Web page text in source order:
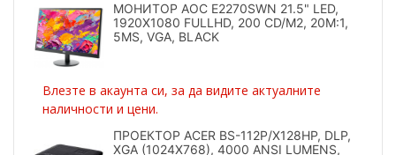
МОНИТОР AOC E2270SWN 21.5" LED,
1920X1080 FULLHD, 200 CD/M2, 20M:1,
5MS, VGA, BLACK
Влезте в акаунта си, за да видите актуалните
наличности и цени.
ПРОЕКТОР ACER BS-112P/X128HP, DLP,
XGA (1024X768), 4000 ANSI LUMENS,